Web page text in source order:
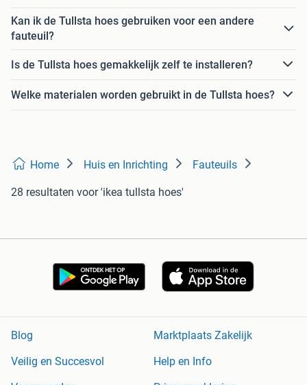
Kan ik de Tullsta hoes gebruiken voor een andere
fauteuil?
Is de Tullsta hoes gemakkelijk zelf te installeren?
Welke materialen worden gebruikt in de Tullsta hoes?
Home Huis en Inrichting Fauteuils
28 resultaten voor 'ikea tullsta hoes'
Blog
Marktplaats Zakelijk
Veilig en Succesvol
Help en Info